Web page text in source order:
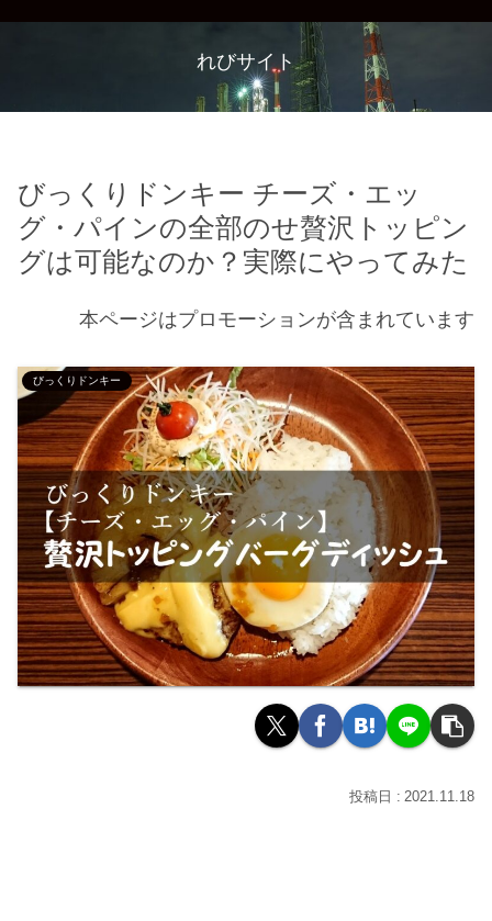
れびサイト
びっくりドンキー チーズ・エッ
グ・パインの全部のせ贅沢トッピン
グは可能なのか？実際にやってみた
本ページはプロモーションが含まれています
びっくりドンキー
2021.11.18